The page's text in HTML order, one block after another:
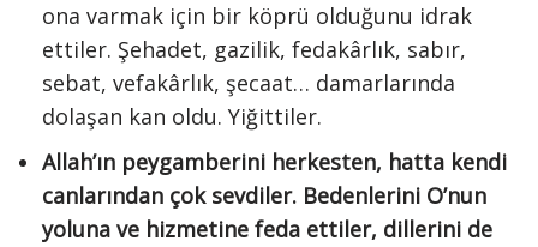
ona varmak için bir köprü olduğunu idrak
ettiler. Şehadet, gazilik, fedakârlık, sabır,
sebat, vefakârlık, şecaat… damarlarında
dolaşan kan oldu. Yiğittiler.
Allah’ın peygamberini herkesten, hatta kendi
canlarından çok sevdiler. Bedenlerini O’nun
yoluna ve hizmetine feda ettiler, dillerini de